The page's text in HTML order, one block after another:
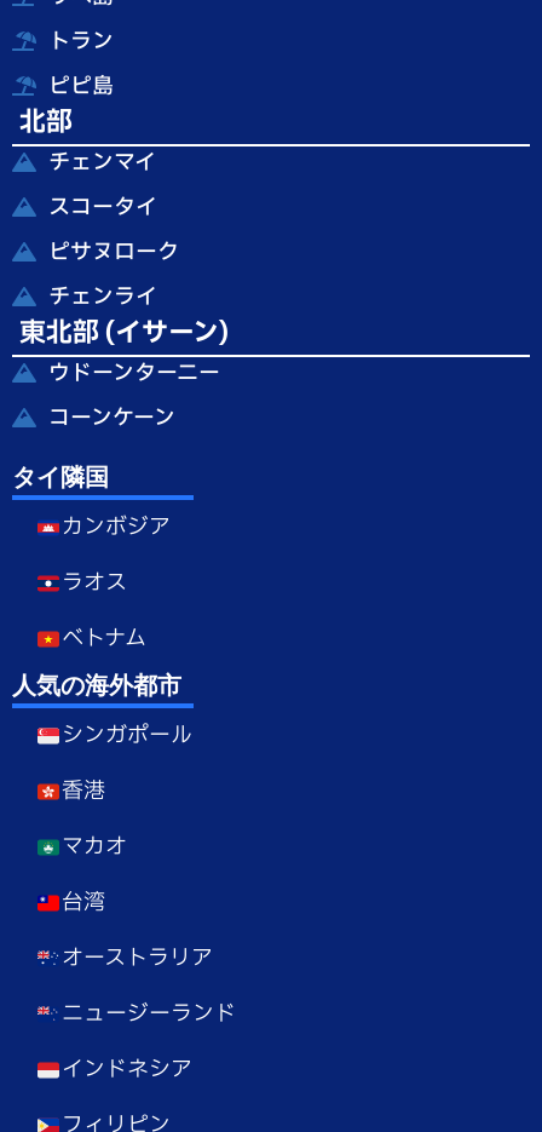
トラン
ピピ島
北部
チェンマイ
スコータイ
ピサヌローク
チェンライ
東北部 (イサーン)
ウドーンターニー
コーンケーン
タイ隣国
カンボジア
ラオス
ベトナム
人気の海外都市
シンガポール
香港
マカオ
台湾
オーストラリア
ニュージーランド
インドネシア
フィリピン